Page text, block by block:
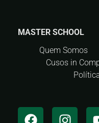
MASTER SCHOOL
Quem Somos
Cusos in